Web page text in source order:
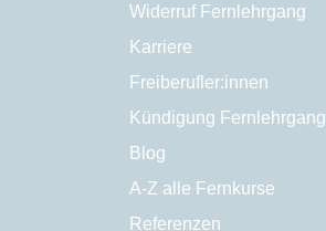
Widerruf Fernlehrgang
Karriere
Freiberufler:innen
Kündigung Fernlehrgang
Blog
A-Z alle Fernkurse
Referenzen